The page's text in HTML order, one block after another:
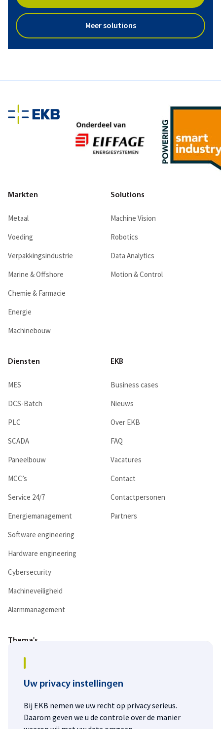
Meer solutions
Markten
Metaal
Voeding
Verpakkingsindustrie
Marine & Offshore
Chemie & Farmacie
Energie
Machinebouw
Solutions
Machine Vision
Robotics
Data Analytics
Motion & Control
Diensten
MES
DCS-Batch
PLC
SCADA
Paneelbouw
MCC’s
Service 24/7
Energiemanagement
Software engineering
Hardware engineering
Cybersecurity
Machineveiligheid
Alarmmanagement
EKB
Business cases
Nieuws
Over EKB
FAQ
Vacatures
Contact
Contactpersonen
Partners
Thema's
Duurzaamheid
Energietransitie
Personeelstekort
Uw privacy instellingen
Bij EKB nemen we uw recht op privacy serieus.
Daarom geven we u de controle over de manier